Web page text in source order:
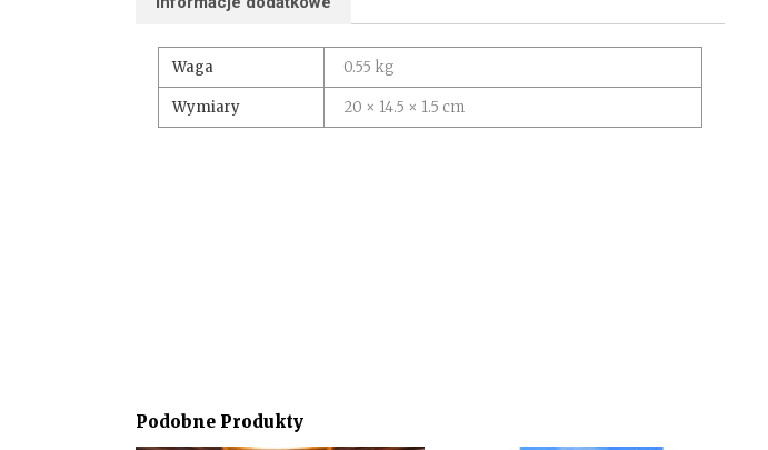
Waga 0.55 kg
Wymiary 20 × 14.5 × 1.5 cm
Podobne Produkty